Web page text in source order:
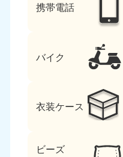
携帯電話
バイク
衣装ケース
ビーズ